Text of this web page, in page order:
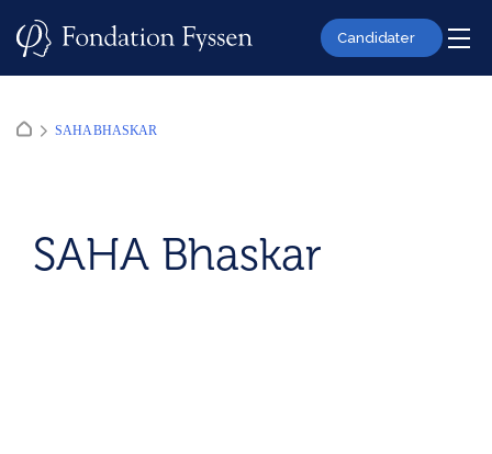
Candidater
SAHA BHASKAR
SAHA Bhaskar